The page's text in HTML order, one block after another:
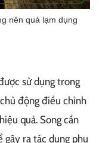
nên quá lạm dụng
sử dụng trong
động điều chỉnh
quả. Song cần
ra tác dụng phụ